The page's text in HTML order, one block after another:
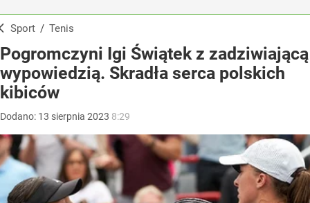
Sport / Tenis
Pogromczyni Igi Świątek z zadziwiającą
wypowiedzią. Skradła serca polskich
kibiców
Dodano: 13 sierpnia 2023 8:29